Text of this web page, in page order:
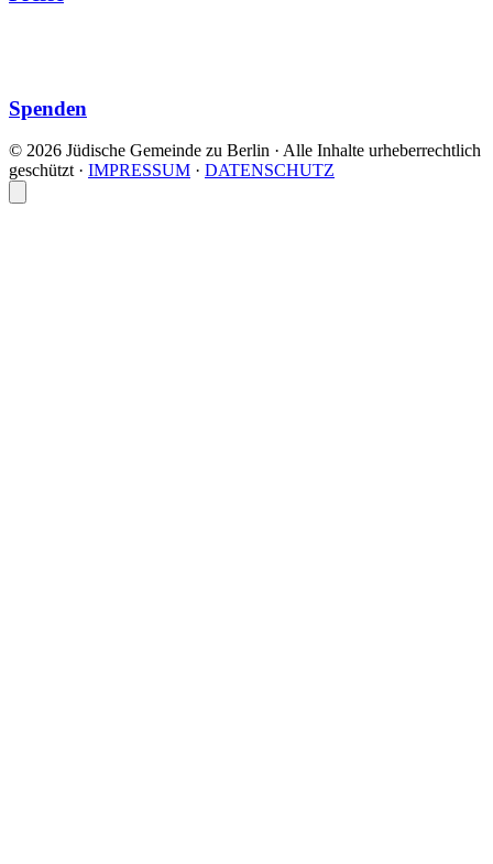
Spenden
© 2026 Jüdische Gemeinde zu Berlin · Alle Inhalte urheberrechtlich
geschützt· IMPRESSUM · DATENSCHUTZ